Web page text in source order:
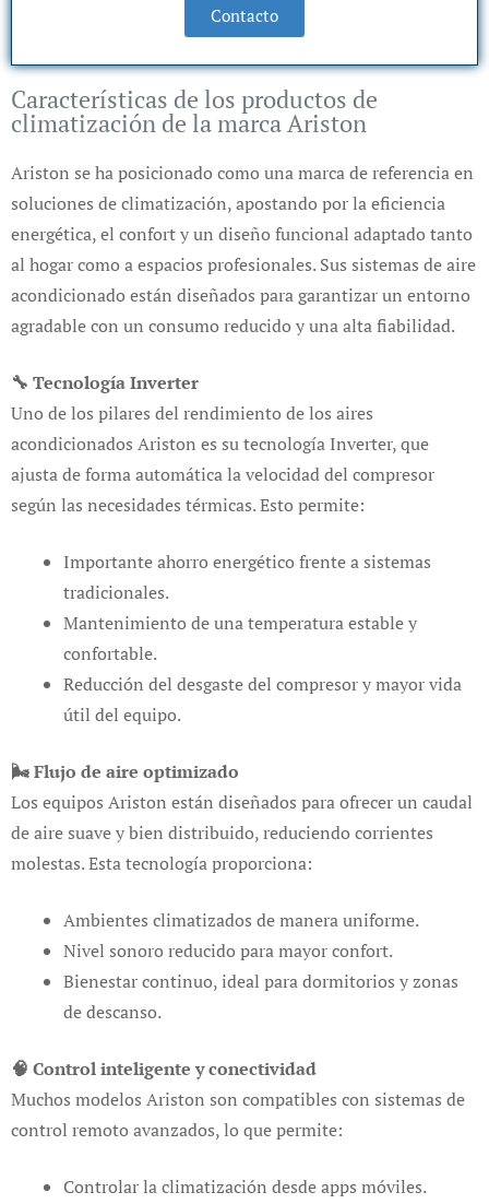
Contacto
Características de los productos de
climatización de la marca Ariston
Ariston se ha posicionado como una marca de referencia en
soluciones de climatización, apostando por la eficiencia
energética, el confort y un diseño funcional adaptado tanto
al hogar como a espacios profesionales. Sus sistemas de aire
acondicionado están diseñados para garantizar un entorno
agradable con un consumo reducido y una alta fiabilidad.
🔧 Tecnología Inverter
Uno de los pilares del rendimiento de los aires
acondicionados Ariston es su tecnología Inverter, que
ajusta de forma automática la velocidad del compresor
según las necesidades térmicas. Esto permite:
Importante ahorro energético frente a sistemas
tradicionales.
Mantenimiento de una temperatura estable y
confortable.
Reducción del desgaste del compresor y mayor vida
útil del equipo.
🌬️ Flujo de aire optimizado
Los equipos Ariston están diseñados para ofrecer un caudal
de aire suave y bien distribuido, reduciendo corrientes
molestas. Esta tecnología proporciona:
Ambientes climatizados de manera uniforme.
Nivel sonoro reducido para mayor confort.
Bienestar continuo, ideal para dormitorios y zonas
de descanso.
🧠 Control inteligente y conectividad
Muchos modelos Ariston son compatibles con sistemas de
control remoto avanzados, lo que permite:
Controlar la climatización desde apps móviles.